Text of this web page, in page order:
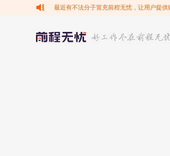
最近有不法分子冒充前程无忧，让用户提